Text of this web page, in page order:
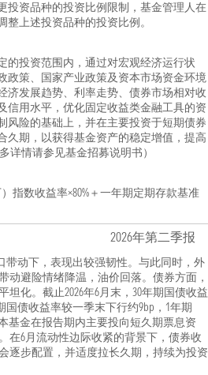
投资品种的投资比例限制，基金管理人在
整上述投资品种的投资比例。
的投资范围内，通过对宏观经济运行状
政策、国家产业政策及资本市场资金环境
济发展趋势、利率走势、债券市场相对收
信用水平，优化固定收益类金融工具的资
风险的基础上，并在主要投资于短期债券
久期，以获得基金资产的稳定增值，提高
详情请参见基金招募说明书）
指数收益率×80%＋一年期定期存款基准
2026年第二季报
带动下，表现出较强韧性。与此同时，外
动避险情绪降温，油价回落。债券方面，
化。截止2026年6月末，30年期国债收益
国债收益率较一季末下行约9bp，1年期
基金在报告期内主要投向短久期票息资
在6月流动性边际收紧的背景下，债券收
逐步配置，并适度拉长久期，持续为投资